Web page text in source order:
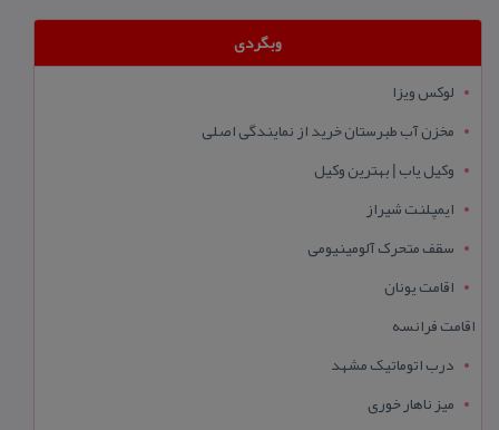
وبگردی
لوکس ویزا
مخزن آب طبرستان خرید از نمایندگی اصلی
وکیل یاب | بهترین وکیل
ایمپلنت شیراز
سقف متحرک آلومینیومی
اقامت یونان
اقامت فرانسه
درب اتوماتیک مشهد
میز ناهار خوری